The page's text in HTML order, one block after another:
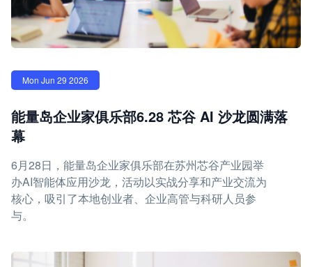
Mon Jun 29 2026
能量岛企业家俱乐部6.28 芯谷 AI 沙龙圆满落
幕
6月28日，能量岛企业家俱乐部在苏州芯谷产业园举
办AI智能体应用沙龙，活动以实战分享和产业交流为
核心，吸引了本地创业者、企业高管与科研人员参
与。